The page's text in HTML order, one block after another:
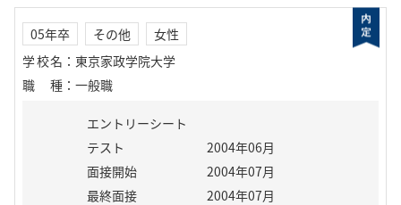
05年卒 その他
女性
学校名 ： 東京家政学院大学
職種 ： 一般職
エントリーシート
テスト
2004年06月
面接開始
2004年07月
最終面接
2004年07月